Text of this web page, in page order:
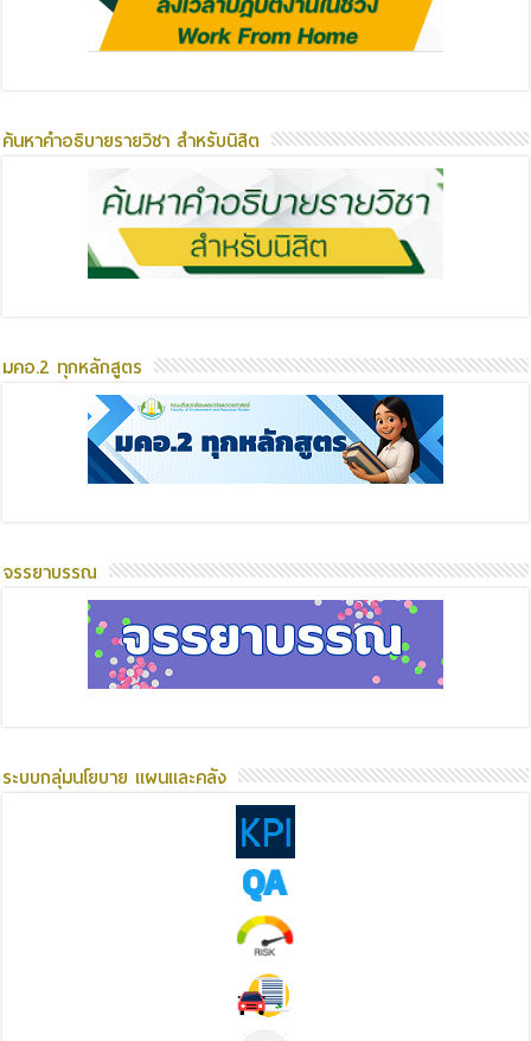
ค้นหาคำอธิบายรายวิชา สำหรับนิสิต
มคอ.2 ทุกหลักสูตร
จรรยาบรรณ
ระบบกลุ่มนโยบาย แผนและคลัง